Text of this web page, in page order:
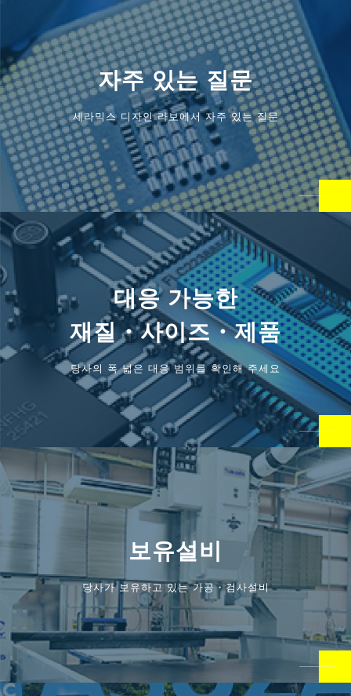
자주 있는 질문
세라믹스 디자인 라보에서 자주 있는 질문
대응 가능한
재질・사이즈・제품
당사의 폭 넓은 대응 범위를 확인해 주세요
보유설비
당사가 보유하고 있는 가공・검사설비